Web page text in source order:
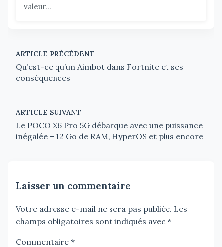
valeur...
ARTICLE PRÉCÉDENT
Qu’est-ce qu’un Aimbot dans Fortnite et ses
conséquences
ARTICLE SUIVANT
Le POCO X6 Pro 5G débarque avec une puissance
inégalée – 12 Go de RAM, HyperOS et plus encore
Laisser un commentaire
Votre adresse e-mail ne sera pas publiée. Les
champs obligatoires sont indiqués avec *
Commentaire *